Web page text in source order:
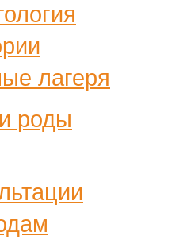
лагеря
роды